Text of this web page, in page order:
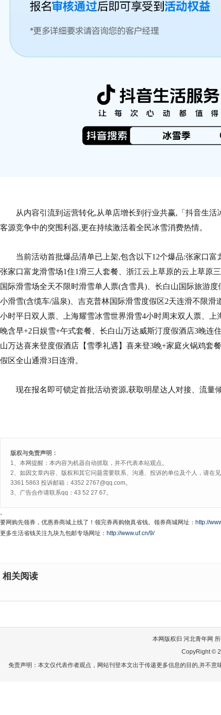
从内容引流到运营转化,从单店增长到行业共赢,「抖音生
客源竞争中的突围利器,更在持续激活着全民冰雪消费热情。
当前活动首批爆品清单已上架,包含以下12个爆品:张家口富
张家口富龙滑雪场1住1滑三人套餐、浙江云上草原的云上草原
国际滑雪场全天不限时滑雪单人票(含雪具)、长白山国际旅游度
小滑雪(含缆车/温泉)、吉克普林国际滑雪度假区2天连滑不限滑
小时平日双人票、上海耀雪冰雪世界滑雪4小时周末双人票、上
晚含早+2日娱雪+午式套餐、长白山万达威斯汀度假酒店3晚连
山万达喜来登度假酒店【雪季礼遇】喜来登3晚+家庭火锅鸡套
假区全山通滑3日连滑。
现在报名即可锁定首批活动资源,获取明星达人对接、流量
版权与免责声明：
1、本网提醒：本内容为机器自动抓取，并不代表本站观点。
2、如因文章内容、版权和其它问题需要联系、沟通、投诉的单位及个人，请在
3361 5863 投诉邮箱：4352 2767@qq.com。
3、广告合作请联系qq：43 52 27 67。
。
要网购先领券，优惠券商城上线了！领完券再购物真省钱。领券商城网址： http://
更多生活省钱关注九块九包邮专场网址： http://www.uf.cn/9/
相关阅读
本网版权归 河北青年网
CopyRight ©
免责声明：本文仅代表作者观点，网站刊登本文出于传递更多信息的目的,并不